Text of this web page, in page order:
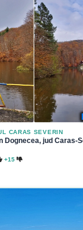
CARAS SEVERIN
Dognecea, jud Caras-
+15